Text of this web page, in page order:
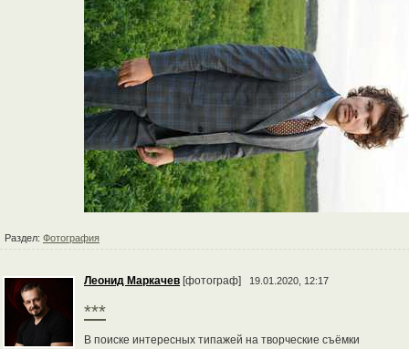
Раздел: Фотография
Леонид Маркачев [фотограф] 19.01.2020, 12:17
***
В поиске интересных типажей на творческие съёмки